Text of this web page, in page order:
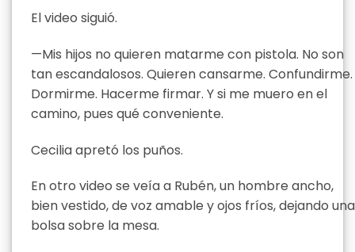
El video siguió.
—Mis hijos no quieren matarme con pistola. No son
tan escandalosos. Quieren cansarme. Confundirme.
Dormirme. Hacerme firmar. Y si me muero en el
camino, pues qué conveniente.
Cecilia apretó los puños.
En otro video se veía a Rubén, un hombre ancho,
bien vestido, de voz amable y ojos fríos, dejando una
bolsa sobre la mesa.